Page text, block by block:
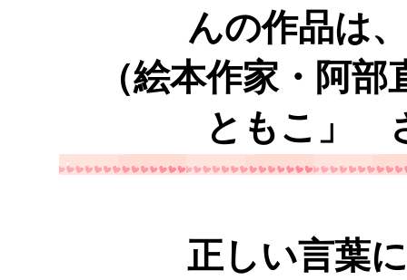
んの作品は
（絵本作家・阿部
ともこ」
正しい言葉